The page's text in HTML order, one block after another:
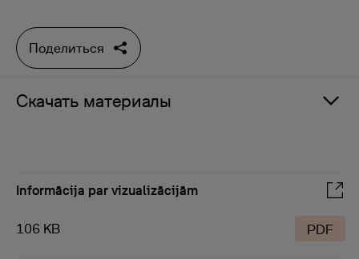
Поделиться
Скачать материалы
Informācija par vizualizācijām
106 KB PDF